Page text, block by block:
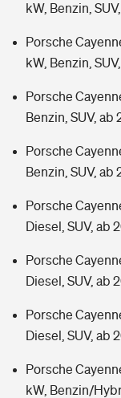
kW, Benzin,
Porsche
kW, Benzin,
Porsche
Benzin, SUV, ab
Porsche
Benzin, SUV, ab
Porsche
Diesel, SUV, ab
Porsche
Diesel, SUV, ab
Porsche
Diesel, SUV, ab
Porsche
kW, Benzin/